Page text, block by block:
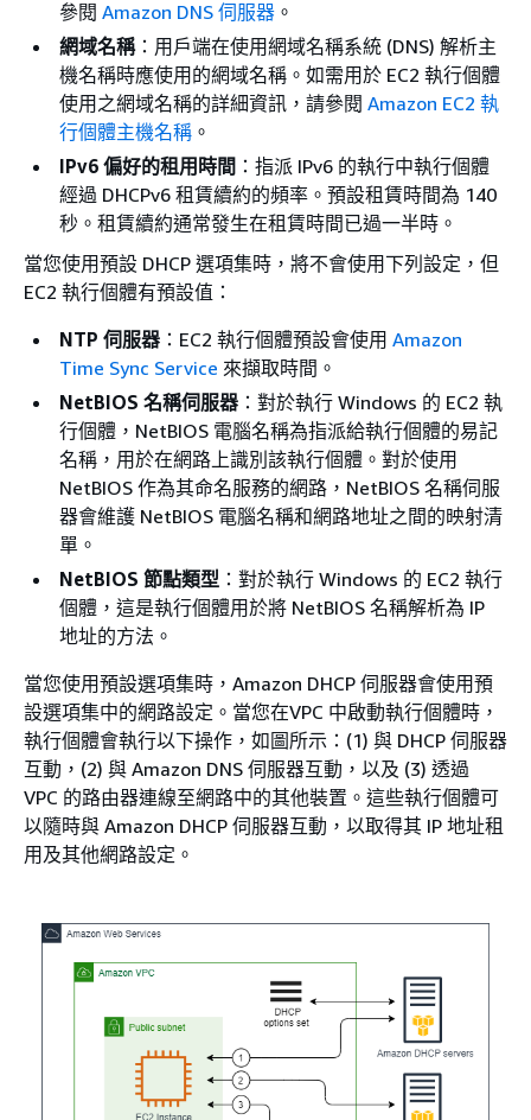
參閱 Amazon DNS 伺服器 。
網域名稱：用戶端在使用網域名稱系統 (DNS) 解析主
機名稱時應使用的網域名稱。如需用於 EC2 執行個體
使用之網域名稱的詳細資訊，請參閱 Amazon EC2 執
行個體主機名稱 。
IPv6 偏好的租用時間 ：指派 IPv6 的執行中執行個體
經過 DHCPv6 租賃續約的頻率。預設租賃時間為 140
秒。租賃續約通常發生在租賃時間已過一半時。
當您使用預設 DHCP 選項集時，將不會使用下列設定，但
EC2 執行個體有預設值：
NTP 伺服器 ：EC2 執行個體預設會使用 Amazon
Time Sync Service 來擷取時間。
NetBIOS 名稱伺服器 ：對於執行 Windows 的 EC2 執
行個體，NetBIOS 電腦名稱為指派給執行個體的易記
名稱，用於在網路上識別該執行個體。對於使用
NetBIOS 作為其命名服務的網路，NetBIOS 名稱伺服
器會維護 NetBIOS 電腦名稱和網路地址之間的映射清
單。
NetBIOS 節點類型 ：對於執行 Windows 的 EC2 執行
個體，這是執行個體用於將 NetBIOS 名稱解析為 IP
地址的方法。
當您使用預設選項集時，Amazon DHCP 伺服器會使用預
設選項集中的網路設定。當您在VPC 中啟動執行個體時，
執行個體會執行以下操作，如圖所示：(1) 與 DHCP 伺服器
互動，(2) 與 Amazon DNS 伺服器互動，以及 (3) 透過
VPC 的路由器連線至網路中的其他裝置。這些執行個體可
以隨時與 Amazon DHCP 伺服器互動，以取得其 IP 地址租
用及其他網路設定。